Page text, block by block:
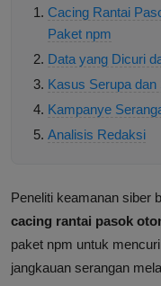
Cacing Rantai
Paket npm
Data yang Dicuri
Kasus Serupa
Kampanye
Analisis Redaksi
Peneliti keamanan siber
cacing rantai pasok
paket npm untuk
jangkauan serangan